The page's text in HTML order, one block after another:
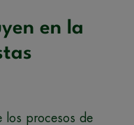
en la
los procesos de